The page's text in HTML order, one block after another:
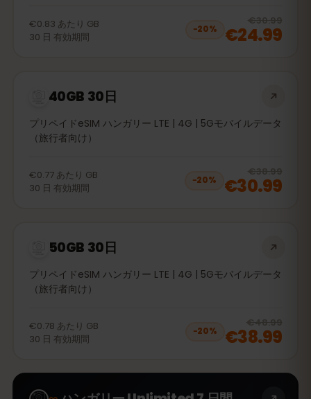
€0.83 あたり GB
30 日 有効期間
−20%
€30.99
€24.99
40GB 30日
プリペイドeSIM ハンガリー LTE | 4G | 5Gモバイルデータ
（旅行者向け）
€0.77 あたり GB
30 日 有効期間
−20%
€38.99
€30.99
50GB 30日
プリペイドeSIM ハンガリー LTE | 4G | 5Gモバイルデータ
（旅行者向け）
€0.78 あたり GB
30 日 有効期間
−20%
€48.99
€38.99